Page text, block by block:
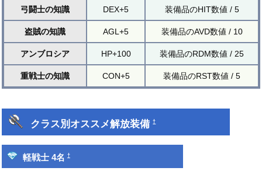
弓闘士の知識 DEX+5 装備品のHIT数値 / 5
盗賊の知識 AGL+5 装備品のAVD数値 / 10
アンブロシア HP+100 装備品のRDM数値 / 25
重戦士の知識 CON+5 装備品のRST数値 / 5
クラス別オススメ解放装備†
軽戦士 4名 †